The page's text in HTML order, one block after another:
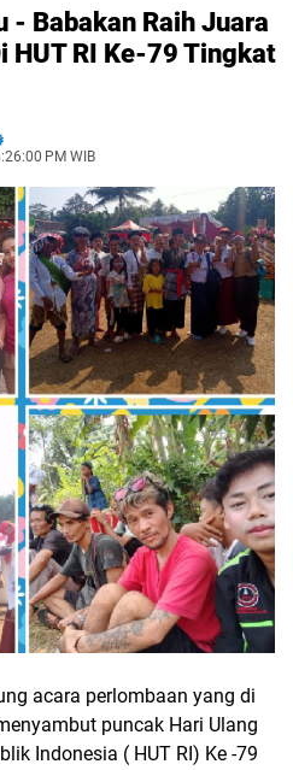
- Babakan Raih Juara
HUT RI Ke-79 Tingkat
PM WIB
acara perlombaan yang di
puncak Hari Ulang
Indonesia ( HUT RI) Ke -79